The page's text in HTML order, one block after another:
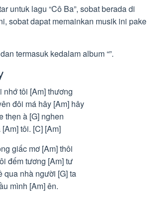
untuk lagu “Cô Ba”, sobat berada di
sobat dapat memainkan musik ini pake
termasuk kedalam album “”.
nhớ tôi [Am] thương
đôi má hây [Am] hây
thẹn à [G] nghen
tôi. [C] [Am]
giấc mơ [Am] thôi
đếm tương [Am] tư
qua nhà người [G] ta
mình [Am] ên.